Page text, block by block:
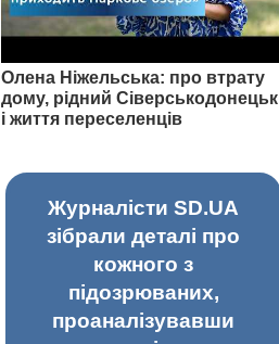
Олена Ніжельська: про втрату
дому, рідний Сіверськодонецьк
і життя переселенців
Журналісти SD.UA
зібрали деталі про
кожного з
підозрюваних,
проаналізувавши